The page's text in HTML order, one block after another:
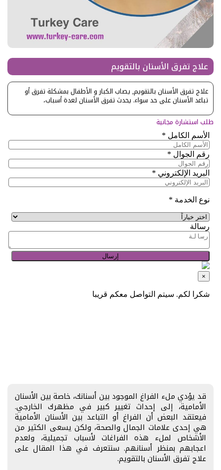
علاج تفرق الأسنان بالتقويم
علاج تفرق الأسنان بالتقويم, يصاب الكبار و الأطفال بمشكلة تفرق أو
تباعد الأسنان على حد سواء. يحدث تفرق الأسنان لعدة أسباب،
طلب استشارة مجانية
قد يؤدي ملء الفراغ الموجود بين أسنانك، خاصة بين الأسنان
الأمامية، إلى إحداث تغيير كبير في مظهرك الخارجي.
فيعتقد البعض أن الفراغ أو التباعد بين الأسنان الأمامية
هي إحدى علامات الجمال والصحة، ولكن يسعى الكثير من
الأشخاص لملء هذه الفراغات لأسباب تجميلية، ولعدم
اعجابهم بمنظر أسنانهم. سنتعرف في هذا المقال على
علاج تفرق الأسنان بالتقويم.